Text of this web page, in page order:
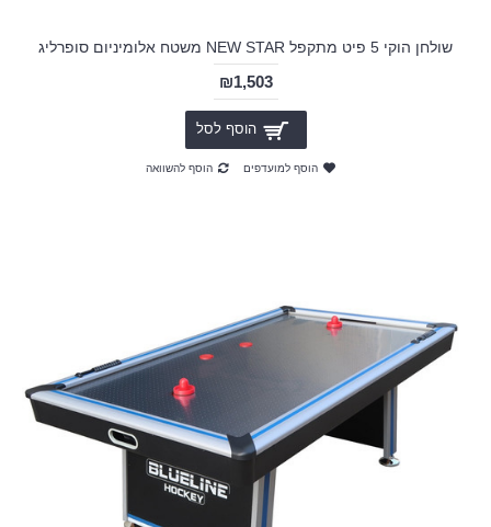
שולחן הוקי 5 פיט מתקפל NEW STAR משטח אלומיניום סופרליג
₪1,503
הוסף לסל
הוסף למועדפים הוסף להשוואה